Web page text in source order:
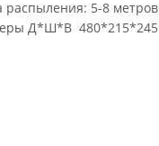
распыления: 5-8 метров
Д*Ш*В 480*215*245